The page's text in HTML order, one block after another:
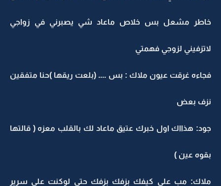
خاطر مشعل بس خلاص ماعاد شي يصبرني في زواجي
لاتزفيني لزوجي فهمتي
فجاءه غرقت عيون ملاك : بس .... (بلعت ريقها )حنا متفقين
نزف بعض
جود: هذااك اول خبرك عتيق ماعاد لك بالقلب معزه ( قالتها
بقوه عين )
ملاك: مب على كيفك بزفك بزفك حتى لوكنت على سرير